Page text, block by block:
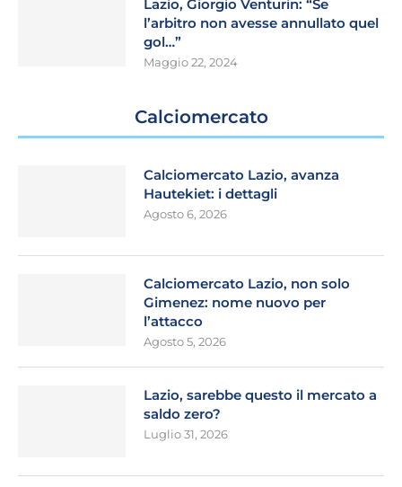
Lazio, Giorgio Venturin: “Se
l’arbitro non avesse annullato quel
gol…”
Maggio 22, 2024
Calciomercato
Calciomercato Lazio, avanza
Hautekiet: i dettagli
Agosto 6, 2026
Calciomercato Lazio, non solo
Gimenez: nome nuovo per
l’attacco
Agosto 5, 2026
Lazio, sarebbe questo il mercato a
saldo zero?
Luglio 31, 2026